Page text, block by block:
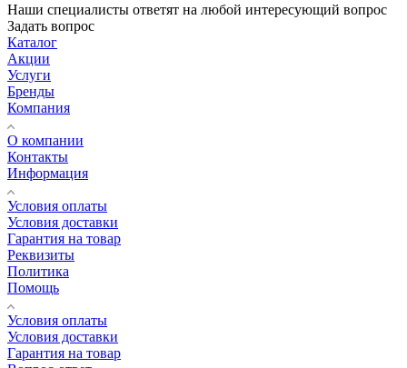
Наши специалисты ответят на любой интересующий вопрос
Задать вопрос
Каталог
Акции
Услуги
Бренды
Компания
О компании
Контакты
Информация
Условия оплаты
Условия доставки
Гарантия на товар
Реквизиты
Политика
Помощь
Условия оплаты
Условия доставки
Гарантия на товар